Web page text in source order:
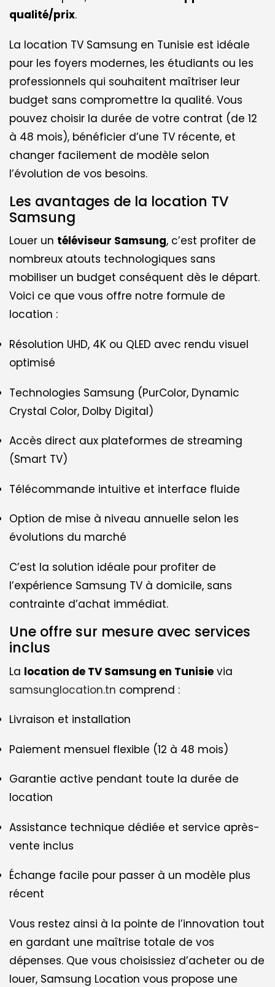
qualité/prix.
La location TV Samsung en Tunisie est idéale
pour les foyers modernes, les étudiants ou les
professionnels qui souhaitent maîtriser leur
budget sans compromettre la qualité. Vous
pouvez choisir la durée de votre contrat (de 12
à 48 mois), bénéficier d’une TV récente, et
changer facilement de modèle selon
l’évolution de vos besoins.
Les avantages de la location TV
Samsung
Louer un téléviseur Samsung, c’est profiter de
nombreux atouts technologiques sans
mobiliser un budget conséquent dès le départ.
Voici ce que vous offre notre formule de
location :
Résolution UHD, 4K ou QLED avec rendu visuel
optimisé
Technologies Samsung (PurColor, Dynamic
Crystal Color, Dolby Digital)
Accès direct aux plateformes de streaming
(Smart TV)
Télécommande intuitive et interface fluide
Option de mise à niveau annuelle selon les
évolutions du marché
C’est la solution idéale pour profiter de
l’expérience Samsung TV à domicile, sans
contrainte d’achat immédiat.
Une offre sur mesure avec services
inclus
La location de TV Samsung en Tunisie via
samsunglocation.tn comprend :
Livraison et installation
Paiement mensuel flexible (12 à 48 mois)
Garantie active pendant toute la durée de
location
Assistance technique dédiée et service après-
vente inclus
Échange facile pour passer à un modèle plus
récent
Vous restez ainsi à la pointe de l’innovation tout
en gardant une maîtrise totale de vos
dépenses. Que vous choisissiez d’acheter ou de
louer, Samsung Location vous propose une